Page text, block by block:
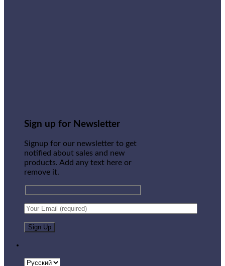
Sign up for Newsletter
Signup for our newsletter to get
notified about sales and new
products. Add any text here or
remove it.